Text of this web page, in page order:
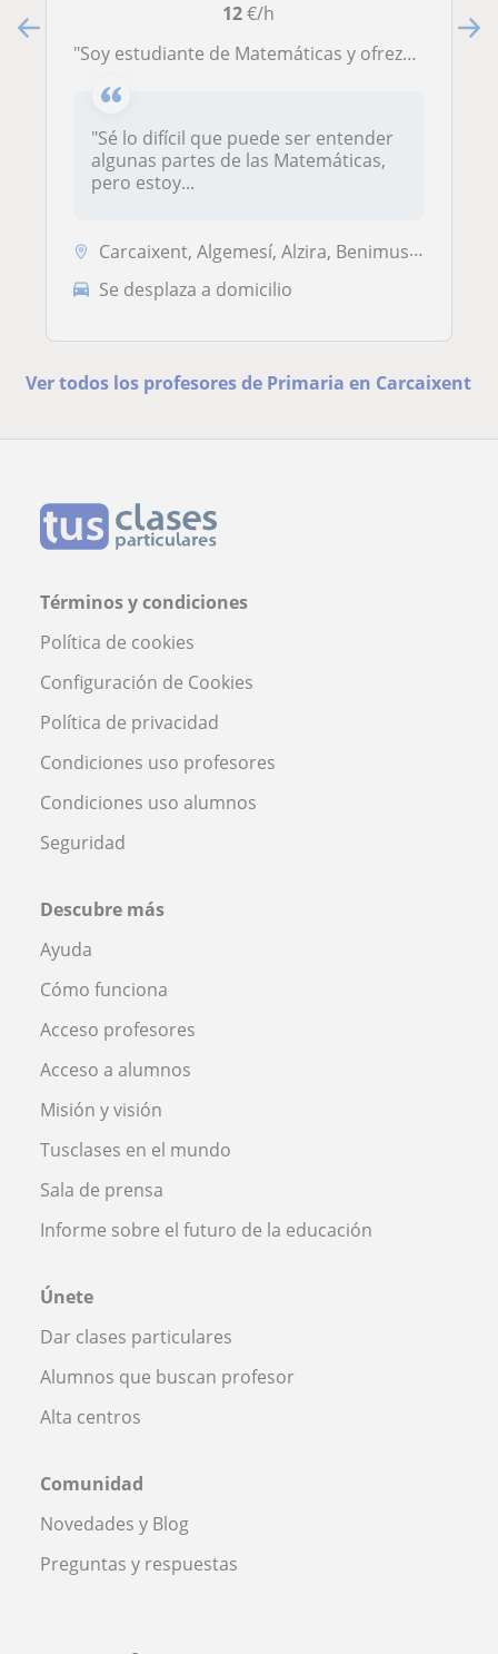
12€/h
"Soy estudiante de Matemáticas y ofrezco clases personalizadas, adaptándome a las necesidades de cada alumno."
"Sé lo difícil que puede ser entender
algunas partes de las Matemáticas,
pero estoy...
Carcaixent, Algemesí, Alzira, Benimuslem, Guadassuar
Se desplaza a domicilio
Ver todos los profesores de Primaria en Carcaixent
Términos y condiciones
Política de cookies
Configuración de Cookies
Política de privacidad
Condiciones uso profesores
Condiciones uso alumnos
Seguridad
Descubre más
Ayuda
Cómo funciona
Acceso profesores
Acceso a alumnos
Misión y visión
Tusclases en el mundo
Sala de prensa
Informe sobre el futuro de la educación
Únete
Dar clases particulares
Alumnos que buscan profesor
Alta centros
Comunidad
Novedades y Blog
Preguntas y respuestas